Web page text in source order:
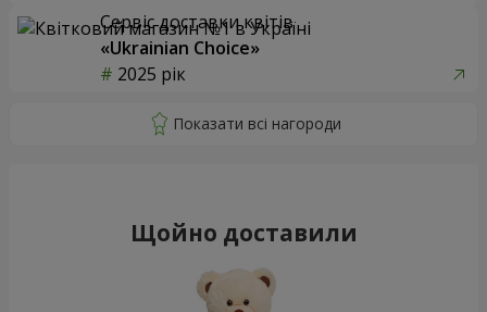
Сервіс доставки квітів
«Ukrainian Choice»
2025 рік
Щойно доставили